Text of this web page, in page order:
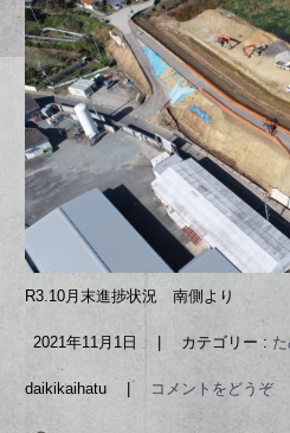
R3.10月末進捗状況 南側より
2021年11月1日 カテゴリー :
daikikaihatu コメントをどうぞ